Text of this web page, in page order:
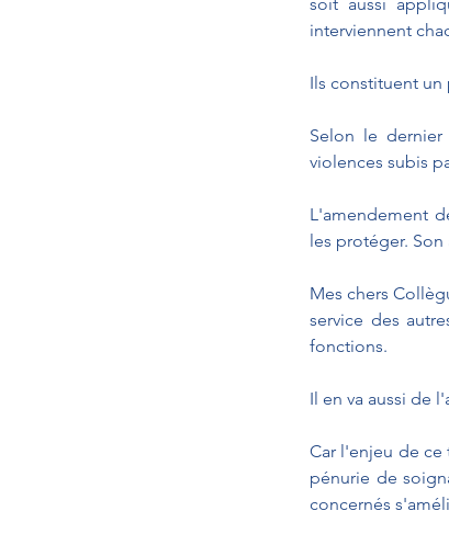
interviennent
Ils constituent un
Selon le
violences subis
L'amendement
les protéger.
Mes chers
service des
fonctions.
Il en va aussi de
Car l'enjeu de ce
pénurie de
concernés